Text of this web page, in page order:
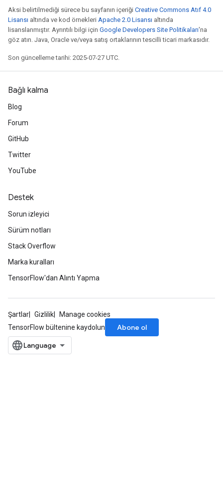
Aksi belirtilmediği sürece bu sayfanın içeriği Creative Commons Atıf 4.0
Lisansı altında ve kod örnekleri Apache 2.0 Lisansı altında
lisanslanmıştır. Ayrıntılı bilgi için Google Developers Site Politikaları'na
göz atın. Java, Oracle ve/veya satış ortaklarının tescilli ticari markasıdır.
Son güncelleme tarihi: 2025-07-27 UTC.
Bağlı kalma
Blog
Forum
GitHub
Twitter
YouTube
Destek
Sorun izleyici
Sürüm notları
Stack Overflow
Marka kuralları
TensorFlow'dan Alıntı Yapma
Şartlar Gizlilik
Manage cookies
TensorFlow bültenine kaydolun
Abone ol